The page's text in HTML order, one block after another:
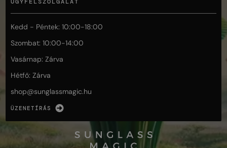
Kedd - Péntek: 10:00-18:00
Szombat: 10:00-14:00
Vasárnap: Zárva
Hétfő: Zárva
shop@sunglassmagic.hu
ÜZENETÍRÁS